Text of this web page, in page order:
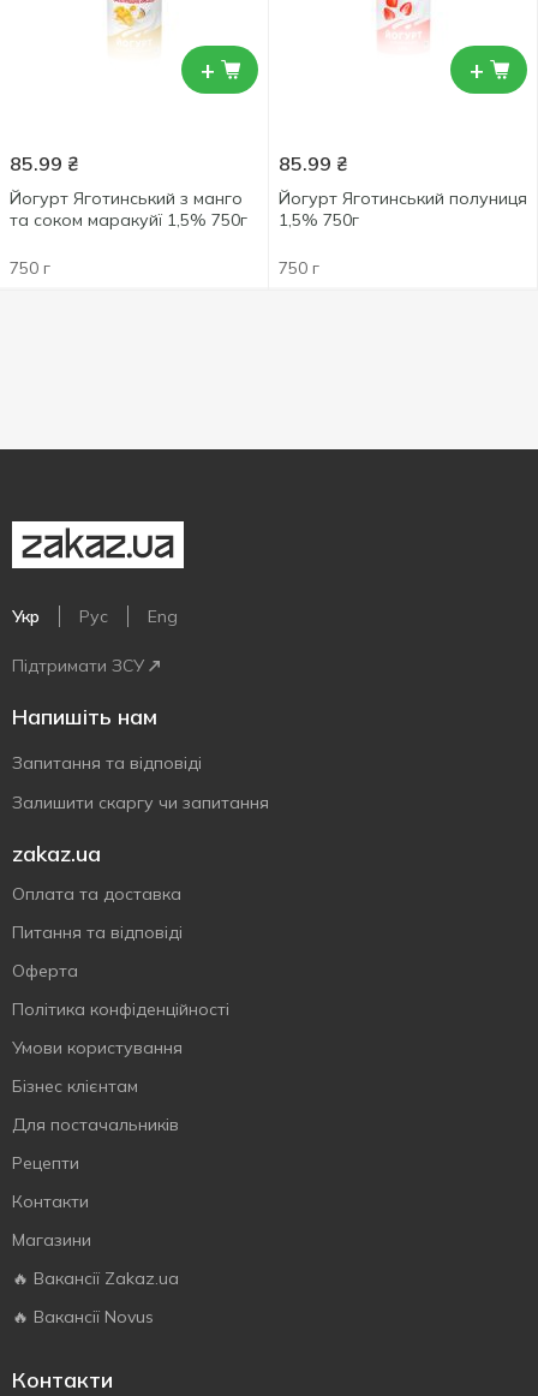
+
85.99 ₴
Йогурт Яготинський з манго
та соком маракуйї 1,5% 750г
750 г
+
85.99 ₴
Йогурт Яготинський полуниця
1,5% 750г
750 г
Укр Рус Eng
Підтримати ЗСУ
Напишіть нам
Запитання та відповіді
Залишити скаргу чи запитання
zakaz.ua
Оплата та доставка
Питання та відповіді
Оферта
Політика конфіденційності
Умови користування
Бізнес клієнтам
Для постачальників
Рецепти
Контакти
Магазини
🔥 Вакансії Zakaz.ua
🔥 Вакансії Novus
Контакти